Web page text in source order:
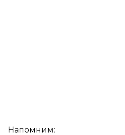
Напомним: